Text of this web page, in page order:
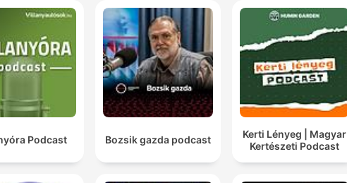
Podcast Bozsik gazda podcast
Kerti Lényeg | Magyar
Kertészeti Podcast